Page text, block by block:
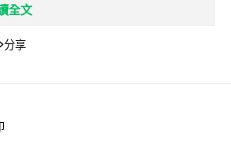
全文
分享